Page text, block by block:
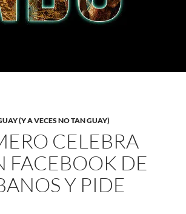
(Y A VECES NO TAN GUAY)
CELEBRA
FACEBOOK DE
Y PIDE